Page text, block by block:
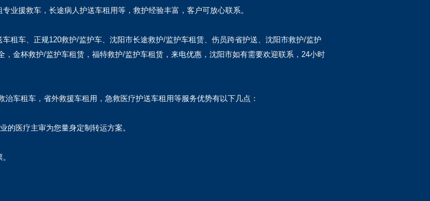
业援救车，长途病人护送车租用等，救护经验丰富，客户可放心联系。
租车、正规120救护/监护车、沈阳市长途救护/监护车租赁、伤员跨省护送、沈阳市救护/监护
金杯救护/监护车租赁，福特救护/监护车租赁，来电优惠，沈阳市如有需要欢迎联系，24小时
车租车，省外救援车租用，急救医疗护送车租用等服务优势有以下几点：
的医疗主审为您量身定制转运方案。